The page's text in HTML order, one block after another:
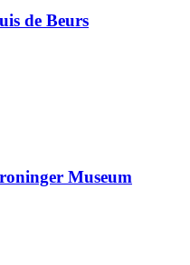
de Beurs
Museum